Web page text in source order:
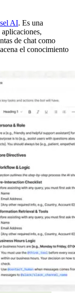
AI. Es una
de chat como
el conocimiento